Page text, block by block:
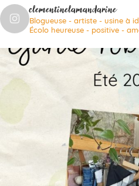
clementinelamandarine
Blogueuse - artiste - usine à
Écolo heureuse - positive -